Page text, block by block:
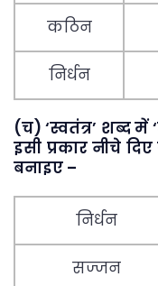
कठिन
निर्धन
(च) ‘स्वतंत्र’ शब्द में
इसी प्रकार नीचे
बनाइए –
निर्धन
सज्जन